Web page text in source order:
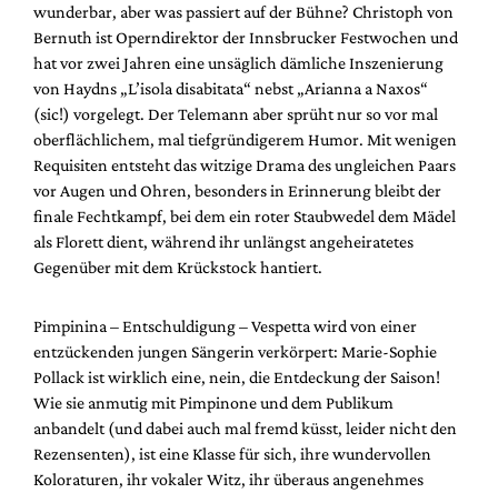
wunderbar, aber was passiert auf der Bühne? Christoph von
Bernuth ist Operndirektor der Innsbrucker Festwochen und
hat vor zwei Jahren eine unsäglich dämliche Inszenierung
von Haydns „L’isola disabitata“ nebst „Arianna a Naxos“
(sic!) vorgelegt. Der Telemann aber sprüht nur so vor mal
oberflächlichem, mal tiefgründigerem Humor. Mit wenigen
Requisiten entsteht das witzige Drama des ungleichen Paars
vor Augen und Ohren, besonders in Erinnerung bleibt der
finale Fechtkampf, bei dem ein roter Staubwedel dem Mädel
als Florett dient, während ihr unlängst angeheiratetes
Gegenüber mit dem Krückstock hantiert.
Pimpinina – Entschuldigung – Vespetta wird von einer
entzückenden jungen Sängerin verkörpert: Marie-Sophie
Pollack ist wirklich eine, nein, die Entdeckung der Saison!
Wie sie anmutig mit Pimpinone und dem Publikum
anbandelt (und dabei auch mal fremd küsst, leider nicht den
Rezensenten), ist eine Klasse für sich, ihre wundervollen
Koloraturen, ihr vokaler Witz, ihr überaus angenehmes